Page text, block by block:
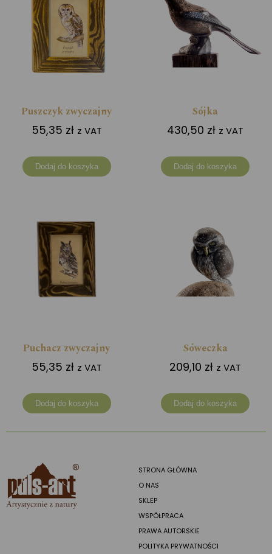
Puszczyk zwyczajny
55,35 zł z VAT
Dodaj do koszyka
Sójka
430,50 zł z VAT
Dodaj do koszyka
Puchacz zwyczajny
55,35 zł z VAT
Dodaj do koszyka
Sóweczka
209,10 zł z VAT
Dodaj do koszyka
STRONA GŁÓWNA
O NAS
SKLEP
WSPÓŁPRACA
PRAWA AUTORSKIE
POLITYKA PRYWATNOŚCI